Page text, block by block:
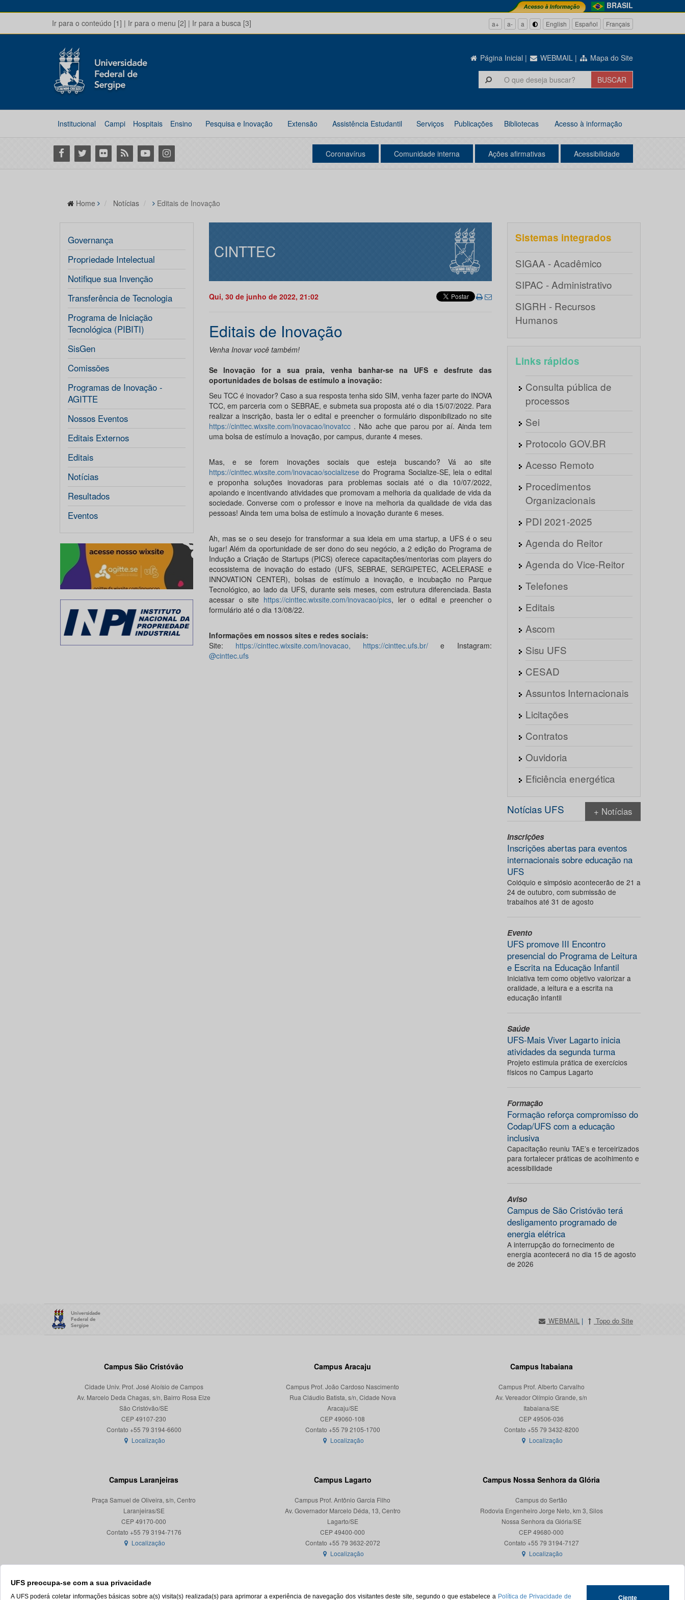
BRASIL
Ir para o conteúdo [1] | Ir para o menu [2] | Ir para a busca [3] a+ a- a English Español Français
Página Inicial | WEBMAIL | Mapa do Site
Institucional Campi Hospitais Ensino Pesquisa e Inovação Extensão Assistência Estudantil Serviços Publicações Bibliotecas Acesso à informação
Facebook
Twitter Flickr RSS YoutubeInstagram Coronavírus Comunidade interna Ações afirmativas Acessibilidade
UFS preocupa-se com a sua privacidade
A UFS poderá coletar informações básicas sobre a(s) visita(s) realizada(s) para aprimorar a experiência de navegação dos visitantes deste site, segundo o que estabelece a Política de Privacidade de Ciente
Home Notícias Editais de Inovação
Governança
Propriedade Intelectual
Notifique sua Invenção
Transferência de Tecnologia
Programa de Iniciação
Tecnológica (PIBITI)
SisGen
Comissões
Programas de Inovação -
AGITTE
Nossos Eventos
Editais Externos
Editais
Notícias
Resultados
Eventos
CINTTEC
Qui, 30 de junho de 2022, 21:02
Editais de Inovação
Venha Inovar você também!
Se Inovação for a sua praia, venha banhar-se na UFS e desfrute das
oportunidades de bolsas de estímulo a inovação:
Seu TCC é inovador? Caso a sua resposta tenha sido SIM, venha fazer parte do INOVA
TCC, em parceria com o SEBRAE, e submeta sua proposta até o dia 15/07/2022. Para
realizar a inscrição, basta ler o edital e preencher o formulário disponibilizado no site
https://cinttec.wixsite.com/inovacao/inovatcc. Não ache que parou por aí. Ainda tem
uma bolsa de estímulo a inovação, por campus, durante 4 meses.
Mas, e se forem inovações sociais que esteja buscando? Vá ao site
https://cinttec.wixsite.com/inovacao/socializesedo Programa Socialize-SE, leia o edital
e proponha soluções inovadoras para problemas sociais até o dia 10/07/2022,
apoiando e incentivando atividades que promovam a melhoria da qualidade de vida da
sociedade. Converse com o professor e inove na melhoria da qualidade de vida das
pessoas! Ainda tem uma bolsa de estímulo a inovação durante 6 meses.
Ah, mas se o seu desejo for transformar a sua ideia em uma startup, a UFS é o seu
lugar! Além da oportunidade de ser dono do seu negócio, a 2 edição do Programa de
Indução a Criação de Startups (PICS) oferece capacitações/mentorias com players do
ecossistema de inovação do estado (UFS, SEBRAE, SERGIPETEC, ACELERASE e
INNOVATION CENTER), bolsas de estímulo a inovação, e incubação no Parque
Tecnológico, ao lado da UFS, durante seis meses, com estrutura diferenciada. Basta
acessar o site https://cinttec.wixsite.com/inovacao/pics, ler o edital e preencher o
formulário até o dia 13/08/22.
Informações em nossos sites e redes sociais:
Site: https://cinttec.wixsite.com/inovacao, https://cinttec.ufs.br/ e Instagram:
@cinttec.ufs
Sistemas integrados
SIGAA - Acadêmico
SIPAC - Administrativo
SIGRH - Recursos
Humanos
Links rápidos
Consulta pública de
processos
Sei
Protocolo GOV.BR
Acesso Remoto
Procedimentos
Organizacionais
PDI 2021-2025
Agenda do Reitor
Agenda do Vice-Reitor
Telefones
Editais
Ascom
Sisu UFS
CESAD
Assuntos Internacionais
Licitações
Contratos
Ouvidoria
Eficiência energética
Notícias UFS + Notícias
Inscrições
Inscrições abertas para eventos
internacionais sobre educação na
UFS
Colóquio e simpósio acontecerão de 21 a
24 de outubro, com submissão de
trabalhos até 31 de agosto
Evento
UFS promove III Encontro
presencial do Programa de Leitura
e Escrita na Educação Infantil
Iniciativa tem como objetivo valorizar a
oralidade, a leitura e a escrita na
educação infantil
Saúde
UFS-Mais Viver Lagarto inicia
atividades da segunda turma
Projeto estimula prática de exercícios
físicos no Campus Lagarto
Formação
Formação reforça compromisso do
Codap/UFS com a educação
inclusiva
Capacitação reuniu TAE’s e terceirizados
para fortalecer práticas de acolhimento e
acessibilidade
Aviso
Campus de São Cristóvão terá
desligamento programado de
energia elétrica
A interrupção do fornecimento de
energia acontecerá no dia 15 de agosto
de 2026
WEBMAIL | Topo do Site
Campus São Cristóvão
Cidade Univ. Prof. José Aloísio de Campos
Av. Marcelo Deda Chagas, s/n, Bairro Rosa Elze
São Cristóvão/SE
CEP 49107-230
Localização
Campus Aracaju
Campus Prof. João Cardoso Nascimento
Rua Cláudio Batista, s/n, Cidade Nova
Aracaju/SE
CEP 49060-108
Localização
Campus Itabaiana
Campus Prof. Alberto Carvalho
Av. Vereador Olímpio Grande, s/n
Itabaiana/SE
CEP 49506-036
Localização
Campus Laranjeiras
Praça Samuel de Oliveira, s/n, Centro
Laranjeiras/SE
CEP 49170-000
Localização
Campus Lagarto
Campus Prof. Antônio Garcia Filho
Av. Governador Marcelo Déda, 13, Centro
Lagarto/SE
CEP 49400-000
Localização
Campus Nossa Senhora da Glória
Campus do Sertão
Rodovia Engenheiro Jorge Neto, km 3, Silos
Nossa Senhora da Glória/SE
CEP 49680-000
Contato +55 79 3194-7127
Localização